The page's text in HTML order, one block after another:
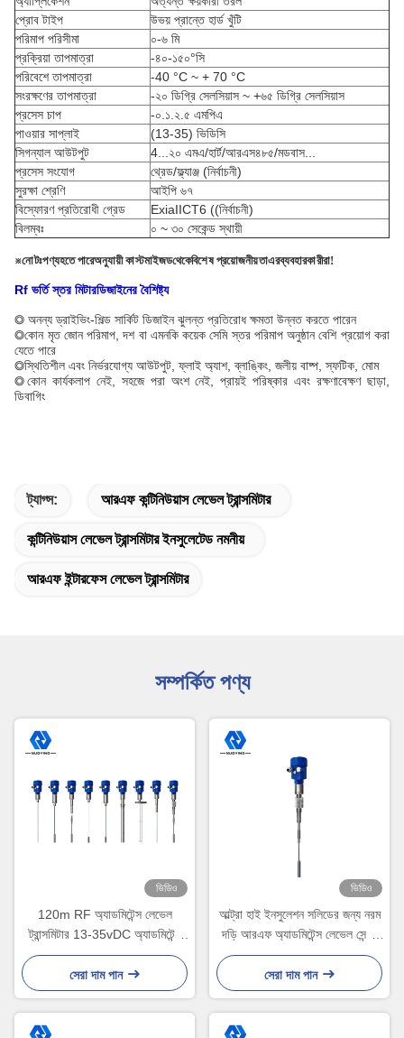
প্রোব টাইপ
উভয় প্রান্তে হার্ড খুঁটি
পরিমাপ পরিসীমা
০-৬ মি
প্রক্রিয়া তাপমাত্রা
-৪০-১৫০°সি
পরিবেশে তাপমাত্রা
-40 °C ~ + 70 °C
সংরক্ষণের তাপমাত্রা
-২০ ডিগ্রি সেলসিয়াস ~ +৬৫ ডিগ্রি সেলসিয়াস
প্রসেস চাপ
-০.১.২.৫ এমপিএ
পাওয়ার সাপ্লাই
(13-35) ভিডিসি
সিগন্যাল আউটপুট
4...২০ এমএ/হার্ট/আরএস৪৮৫/মডবাস...
প্রসেস সংযোগ
থ্রেড/ফ্ল্যাঞ্জ (নির্বাচনী)
সুরক্ষা শ্রেণি
আইপি ৬৭
বিস্ফোরণ প্রতিরোধী গ্রেড
ExiaIICT6 ((নির্বাচনী)
বিলম্বঃ
০ ~ ৩০ সেকেন্ড স্থায়ী
※নোটঃপণ্যহতে পারেঅনুযায়ী কাস্টমাইজডথেকেবিশেষ প্রয়োজনীয়তাএরব্যবহারকারীরা!
Rf ভর্তি স্তর মিটারডিজাইনের বৈশিষ্ট্য
◎ অনন্য ড্রাইভিং-শিল্ড সার্কিট ডিজাইন ঝুলন্ত প্রতিরোধ ক্ষমতা উন্নত করতে পারেন
◎কোন মৃত জোন পরিমাপ, দশ বা এমনকি কয়েক সেমি স্তর পরিমাপ অনুষ্ঠান বেশি প্রয়োগ করা
যেতে পারে
◎স্থিতিশীল এবং নির্ভরযোগ্য আউটপুট, ফ্লাই অ্যাশ, ব্লাঙ্কিং, জলীয় বাষ্প, স্ফটিক, মোম
◎কোন কার্যকলাপ নেই, সহজে পরা অংশ নেই, প্রায়ই পরিষ্কার এবং রক্ষণাবেক্ষণ ছাড়া,
ডিবাগিং
ট্যাগ্স: আরএফ কন্টিনিউয়াস লেভেল ট্রান্সমিটার
কন্টিনিউয়াস লেভেল ট্রান্সমিটার ইনসুলেটেড নমনীয়
আরএফ ইন্টারফেস লেভেল ট্রান্সমিটার
সম্পর্কিত পণ্য
ভিডিও
120m RF অ্যাডমিটেন্স লেভেল
ট্রান্সমিটার 13-35vDC অ্যাডমিটেন্স
টাইপ লেভেল সেন্সর
সেরা দাম পান
ভিডিও
আল্ট্রা হাই ইনসুলেশন সলিডের জন্য নরম
দড়ি আরএফ অ্যাডমিটেন্স লেভেল সেন্সর
30 মি
সেরা দাম পান